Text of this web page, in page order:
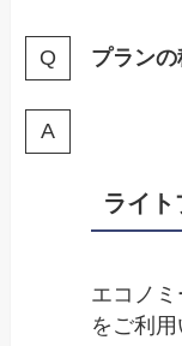
プランの
ライト
エコノ
をご利用